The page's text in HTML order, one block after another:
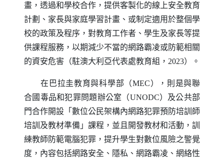
畫，透過和學校合作，提供客製化的線上安全教育
計劃、家長與家庭學習計畫、或制定適用於整個學
校的政策及程序，對教育工作者、學生及家長等提
供課程服務，以期減少不當的網路霸凌或防範相關
的資安危害（駐澳大利亞代表處教育組，2023）。
在巴拉圭教育與科學部（MEC），則是與聯
合國毒品和犯罪問題辦公室（UNODC）及公共部
門合作開設「數位公民架構內網路犯罪預防培訓師
培訓及教材準備」課程，並且開發教材和活動，訓
練教師防範電腦犯罪，提升學生對數位風險之警覺
度，內容包括網路安全、隱私、網路霸凌、網絡性